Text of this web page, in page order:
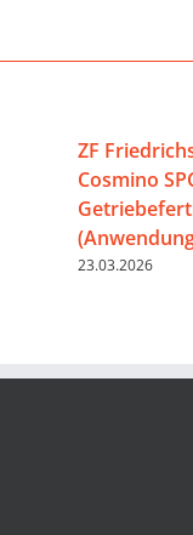
ZF
Cosmino
23.03.2026